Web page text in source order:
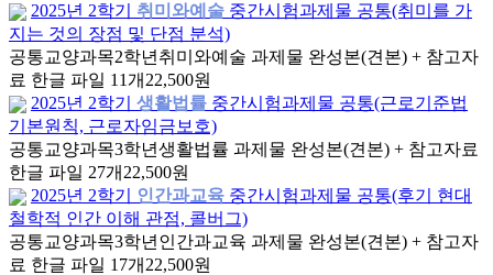
2025년 2학기
취미와예술 중간시험과제물 공통(취미를 가
지는 것의 장점 및 단점 분석)
공통교양과목2학년 취미와예술 과제물 완성본(견본) + 참고자
료 한글 파일 11개 22,500원
2025년 2학기
생활법률 중간시험과제물 공통(근로기준법
기본원칙, 근로자임금보호)
공통교양과목3학년생활법률 과제물 완성본(견본) + 참고자료
한글 파일 27개 22,500원
2025년 2학기
인간과교육 중간시험과제물 공통(후기 현대
철학적 인간 이해 관점, 콜버그)
공통교양과목3학년 인간과교육 과제물 완성본(견본) + 참고자
료 한글 파일 17개 22,500원